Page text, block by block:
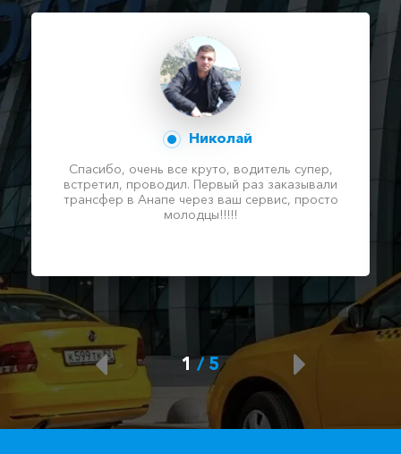
Николай
Спасибо, очень все круто, водитель супер,
встретил, проводил. Первый раз заказывали
трансфер в Анапе через ваш сервис, просто
молодцы!!!!!
1/ 5